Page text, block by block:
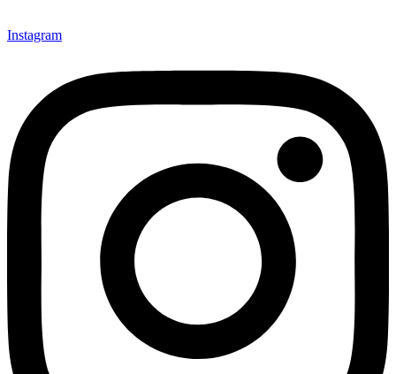
Instagram